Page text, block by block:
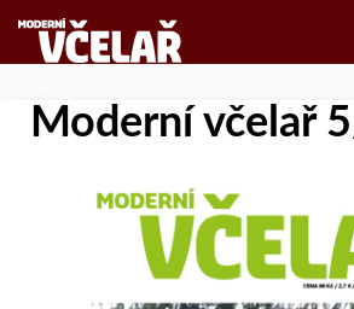
Moderní včelař